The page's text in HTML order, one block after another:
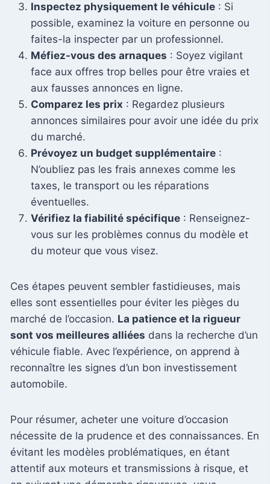
Inspectez physiquement le véhicule : Si
possible, examinez la voiture en personne ou
faites-la inspecter par un professionnel.
Méfiez-vous des arnaques : Soyez vigilant
face aux offres trop belles pour être vraies et
aux fausses annonces en ligne.
Comparez les prix : Regardez plusieurs
annonces similaires pour avoir une idée du prix
du marché.
Prévoyez un budget supplémentaire :
N’oubliez pas les frais annexes comme les
taxes, le transport ou les réparations
éventuelles.
Vérifiez la fiabilité spécifique : Renseignez-
vous sur les problèmes connus du modèle et
du moteur que vous visez.
Ces étapes peuvent sembler fastidieuses, mais
elles sont essentielles pour éviter les pièges du
marché de l’occasion. La patience et la rigueur
sont vos meilleures alliées dans la recherche d’un
véhicule fiable. Avec l’expérience, on apprend à
reconnaître les signes d’un bon investissement
automobile.
Pour résumer, acheter une voiture d’occasion
nécessite de la prudence et des connaissances. En
évitant les modèles problématiques, en étant
attentif aux moteurs et transmissions à risque, et